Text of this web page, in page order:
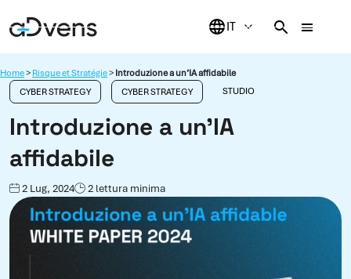
Home> Risque et Stratégie> Introduzione a un’IA affidabile
CYBER STRATEGY
CYBER STRATEGY STUDIO
Introduzione a un’IA
affidabile
2 Lug, 2024 2 lettura minima